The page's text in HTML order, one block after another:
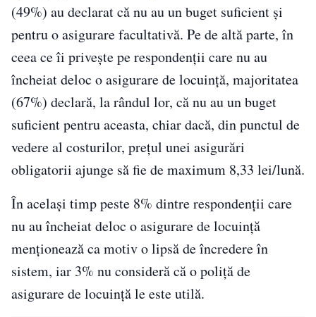
(49%) au declarat că nu au un buget suficient şi
pentru o asigurare facultativă. Pe de altă parte, în
ceea ce îi priveşte pe respondenţii care nu au
încheiat deloc o asigurare de locuinţă, majoritatea
(67%) declară, la rândul lor, că nu au un buget
suficient pentru aceasta, chiar dacă, din punctul de
vedere al costurilor, preţul unei asigurări
obligatorii ajunge să fie de maximum 8,33 lei/lună.
În același timp peste 8% dintre respondenţii care
nu au încheiat deloc o asigurare de locuinţă
menţionează ca motiv o lipsă de încredere în
sistem, iar 3% nu consideră că o poliţă de
asigurare de locuinţă le este utilă.